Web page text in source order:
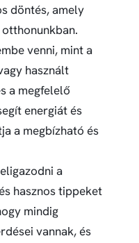
döntés, amely
venni, mint a
használt
a megfelelő
energiát és
a megbízható és
a
hasznos tippeket
mindig
vannak, és